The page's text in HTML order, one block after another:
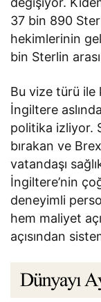
37 bin 890
hekimlerinin
bin Sterlin
Bu vize türü ile
İngiltere
politika izliyor.
bırakan ve
vatandaşı
İngiltere’nin
deneyimli
hem maliyet
açısından